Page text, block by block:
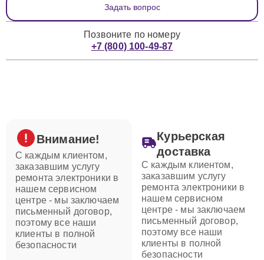
Задать вопрос
Позвоните по номеру
+7 (800) 100-49-87
Внимание!
С каждым клиентом,
заказавшим услугу
ремонта электроники в
нашем сервисном
центре - мы заключаем
письменный договор,
поэтому все наши
клиенты в полной
безопасности
Курьерская
доставка
С каждым клиентом,
заказавшим услугу
ремонта электроники в
нашем сервисном
центре - мы заключаем
письменный договор,
поэтому все наши
клиенты в полной
безопасности